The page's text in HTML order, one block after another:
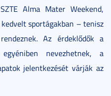
Alma Mater Weekend,
sportágakban – tenisz
Az érdeklődők a
nevezhetnek, a
jelentkezését várják az